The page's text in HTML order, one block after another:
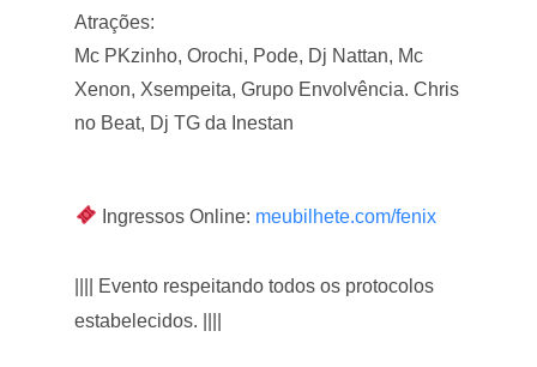
Atrações:
Mc PKzinho, Orochi, Pode, Dj Nattan, Mc
Xenon, Xsempeita, Grupo Envolvência. Chris
no Beat, Dj TG da Inestan
Ingressos Online: meubilhete.com/fenix
|||| Evento respeitando todos os protocolos
estabelecidos. ||||